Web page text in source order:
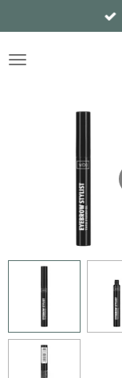
pääsisältöön